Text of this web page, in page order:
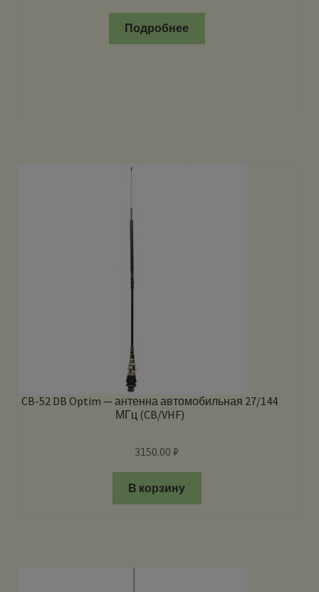
Подробнее
CB-52 DB Optim — антенна автомобильная 27/144
МГц (CB/VHF)
3150.00₽
В корзину